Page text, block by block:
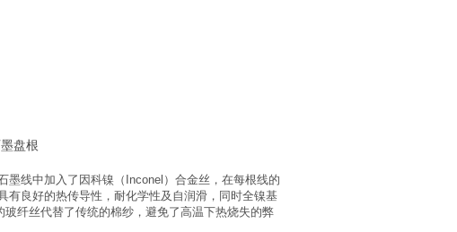
盘根
线中加入了因科镍（Inconel）合金丝，在每根线的
有良好的热传导性，耐化学性及自润滑，同时全镍基
纤丝代替了传统的棉纱，避免了高温下热烧失的弊